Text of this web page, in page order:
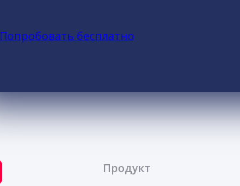
Попробовать бесплатно
Продукт